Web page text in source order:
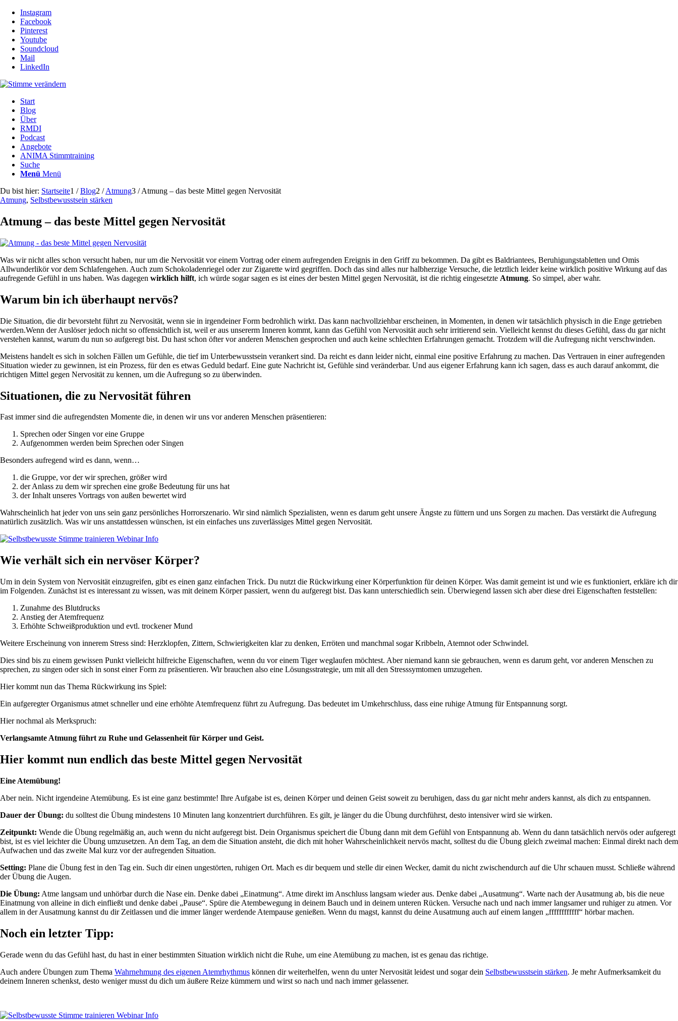
Instagram
Facebook
Pinterest
Youtube
Soundcloud
Mail
LinkedIn
Start
Blog
Über
RMDI
Podcast
Angebote
ANIMA Stimmtraining
Suche
Menü Menü
Du bist hier: Startseite1 / Blog2 / Atmung3 / Atmung – das beste Mittel gegen Nervosität
Atmung, Selbstbewusstsein stärken
Atmung – das beste Mittel gegen Nervosität
Was wir nicht alles schon versucht haben, nur um die Nervosität vor einem Vortrag oder einem aufregenden Ereignis in den Griff zu bekommen. Da gibt es Baldriantees, Beruhigungstabletten und Omis
Allwunderlikör vor dem Schlafengehen. Auch zum Schokoladenriegel oder zur Zigarette wird gegriffen. Doch das sind alles nur halbherzige Versuche, die letztlich leider keine wirklich positive Wirkung auf das
aufregende Gefühl in uns haben. Was dagegen wirklich hilft, ich würde sogar sagen es ist eines der besten Mittel gegen Nervosität, ist die richtig eingesetzte Atmung. So simpel, aber wahr.
Warum bin ich überhaupt nervös?
Die Situation, die dir bevorsteht führt zu Nervosität, wenn sie in irgendeiner Form bedrohlich wirkt. Das kann nachvollziehbar erscheinen, in Momenten, in denen wir tatsächlich physisch in die Enge getrieben
werden.Wenn der Auslöser jedoch nicht so offensichtlich ist, weil er aus unsererm Inneren kommt, kann das Gefühl von Nervosität auch sehr irritierend sein. Vielleicht kennst du dieses Gefühl, dass du gar nicht
verstehen kannst, warum du nun so aufgeregt bist. Du hast schon öfter vor anderen Menschen gesprochen und auch keine schlechten Erfahrungen gemacht. Trotzdem will die Aufregung nicht verschwinden.
Meistens handelt es sich in solchen Fällen um Gefühle, die tief im Unterbewusstsein verankert sind. Da reicht es dann leider nicht, einmal eine positive Erfahrung zu machen. Das Vertrauen in einer aufregenden
Situation wieder zu gewinnen, ist ein Prozess, für den es etwas Geduld bedarf. Eine gute Nachricht ist, Gefühle sind veränderbar. Und aus eigener Erfahrung kann ich sagen, dass es auch darauf ankommt, die
richtigen Mittel gegen Nervosität zu kennen, um die Aufregung so zu überwinden.
Situationen, die zu Nervosität führen
Fast immer sind die aufregendsten Momente die, in denen wir uns vor anderen Menschen präsentieren:
Sprechen oder Singen vor eine Gruppe
Aufgenommen werden beim Sprechen oder Singen
Besonders aufregend wird es dann, wenn…
die Gruppe, vor der wir sprechen, größer wird
der Anlass zu dem wir sprechen eine große Bedeutung für uns hat
der Inhalt unseres Vortrags von außen bewertet wird
Wahrscheinlich hat jeder von uns sein ganz persönliches Horrorszenario. Wir sind nämlich Spezialisten, wenn es darum geht unsere Ängste zu füttern und uns Sorgen zu machen. Das verstärkt die Aufregung
natürlich zusätzlich. Was wir uns anstattdessen wünschen, ist ein einfaches uns zuverlässiges Mittel gegen Nervosität.
Wie verhält sich ein nervöser Körper?
Um in dein System von Nervosität einzugreifen, gibt es einen ganz einfachen Trick. Du nutzt die Rückwirkung einer Körperfunktion für deinen Körper. Was damit gemeint ist und wie es funktioniert, erkläre ich dir
im Folgenden. Zunächst ist es interessant zu wissen, was mit deinem Körper passiert, wenn du aufgeregt bist. Das kann unterschiedlich sein. Überwiegend lassen sich aber diese drei Eigenschaften feststellen:
Zunahme des Blutdrucks
Anstieg der Atemfrequenz
Erhöhte Schweißproduktion und evtl. trockener Mund
Weitere Erscheinung von innerem Stress sind: Herzklopfen, Zittern, Schwierigkeiten klar zu denken, Erröten und manchmal sogar Kribbeln, Atemnot oder Schwindel.
Dies sind bis zu einem gewissen Punkt vielleicht hilfreiche Eigenschaften, wenn du vor einem Tiger weglaufen möchtest. Aber niemand kann sie gebrauchen, wenn es darum geht, vor anderen Menschen zu
sprechen, zu singen oder sich in sonst einer Form zu präsentieren. Wir brauchen also eine Lösungsstrategie, um mit all den Stresssymtomen umzugehen.
Hier kommt nun das Thema Rückwirkung ins Spiel:
Ein aufgeregter Organismus atmet schneller und eine erhöhte Atemfrequenz führt zu Aufregung. Das bedeutet im Umkehrschluss, dass eine ruhige Atmung für Entspannung sorgt.
Hier nochmal als Merkspruch:
Verlangsamte Atmung führt zu Ruhe und Gelassenheit für Körper und Geist.
Hier kommt nun endlich das beste Mittel gegen Nervosität
Eine Atemübung!
Aber nein. Nicht irgendeine Atemübung. Es ist eine ganz bestimmte! Ihre Aufgabe ist es, deinen Körper und deinen Geist soweit zu beruhigen, dass du gar nicht mehr anders kannst, als dich zu entspannen.
Dauer der Übung: du solltest die Übung mindestens 10 Minuten lang konzentriert durchführen. Es gilt, je länger du die Übung durchführst, desto intensiver wird sie wirken.
Zeitpunkt: Wende die Übung regelmäßig an, auch wenn du nicht aufgeregt bist. Dein Organismus speichert die Übung dann mit dem Gefühl von Entspannung ab. Wenn du dann tatsächlich nervös oder aufgeregt
bist, ist es viel leichter die Übung umzusetzen. An dem Tag, an dem die Situation ansteht, die dich mit hoher Wahrscheinlichkeit nervös macht, solltest du die Übung gleich zweimal machen: Einmal direkt nach dem
Aufwachen und das zweite Mal kurz vor der aufregenden Situation.
Setting: Plane die Übung fest in den Tag ein. Such dir einen ungestörten, ruhigen Ort. Mach es dir bequem und stelle dir einen Wecker, damit du nicht zwischendurch auf die Uhr schauen musst. Schließe während
der Übung die Augen.
Die Übung: Atme langsam und unhörbar durch die Nase ein. Denke dabei „Einatmung“. Atme direkt im Anschluss langsam wieder aus. Denke dabei „Ausatmung“. Warte nach der Ausatmung ab, bis die neue
Einatmung von alleine in dich einfließt und denke dabei „Pause“. Spüre die Atembewegung in deinem Bauch und in deinem unteren Rücken. Versuche nach und nach immer langsamer und ruhiger zu atmen. Vor
allem in der Ausatmung kannst du dir Zeitlassen und die immer länger werdende Atempause genießen. Wenn du magst, kannst du deine Ausatmung auch auf einem langen „ffffffffffff“ hörbar machen.
Noch ein letzter Tipp:
Gerade wenn du das Gefühl hast, du hast in einer bestimmten Situation wirklich nicht die Ruhe, um eine Atemübung zu machen, ist es genau das richtige.
Auch andere Übungen zum Thema Wahrnehmung des eigenen Atemrhythmus können dir weiterhelfen, wenn du unter Nervosität leidest und sogar dein Selbstbewusstsein stärken. Je mehr Aufmerksamkeit du
deinem Inneren schenkst, desto weniger musst du dich um äußere Reize kümmern und wirst so nach und nach immer gelassener.